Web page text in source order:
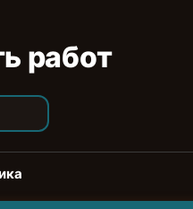
работ